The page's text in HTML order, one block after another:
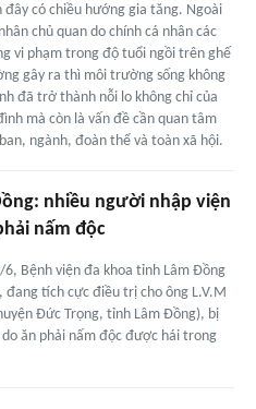
đây có chiều hướng gia tăng. Ngoài
chủ quan do chính cá nhân các
vi phạm trong độ tuổi ngồi trên ghế
gây ra thì môi trường sống không
đã trở thành nỗi lo không chỉ của
mà còn là vấn đề cần quan tâm
ngành, đoàn thể và toàn xã hội.
nhiều người nhập viện
nấm độc
6, Bệnh viện đa khoa tỉnh Lâm Đồng
đang tích cực điều trị cho ông L.V.M
Đức Trọng, tỉnh Lâm Đồng), bị
do ăn phải nấm độc được hái trong